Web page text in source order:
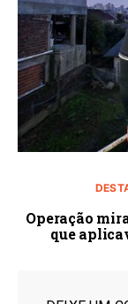
Operação
que